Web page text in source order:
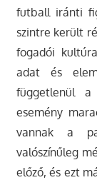
futball iránti
szintre került
fogadói
adat és
függetlenül
esemény
vannak a
valószínűleg
előző, és ezt